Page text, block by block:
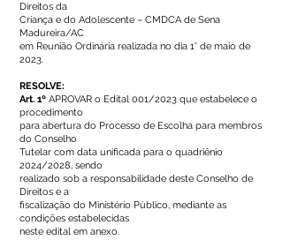
Direitos da
Criança e do Adolescente – CMDCA de Sena
Madureira/AC
em Reunião Ordinária realizada no dia 1° de maio de
2023.
RESOLVE:
Art. 1º APROVAR o Edital 001/2023 que estabelece o
procedimento
para abertura do Processo de Escolha para membros
do Conselho
Tutelar com data unificada para o quadriênio
2024/2028, sendo
realizado sob a responsabilidade deste Conselho de
Direitos e a
fiscalização do Ministério Público, mediante as
condições estabelecidas
neste edital em anexo.